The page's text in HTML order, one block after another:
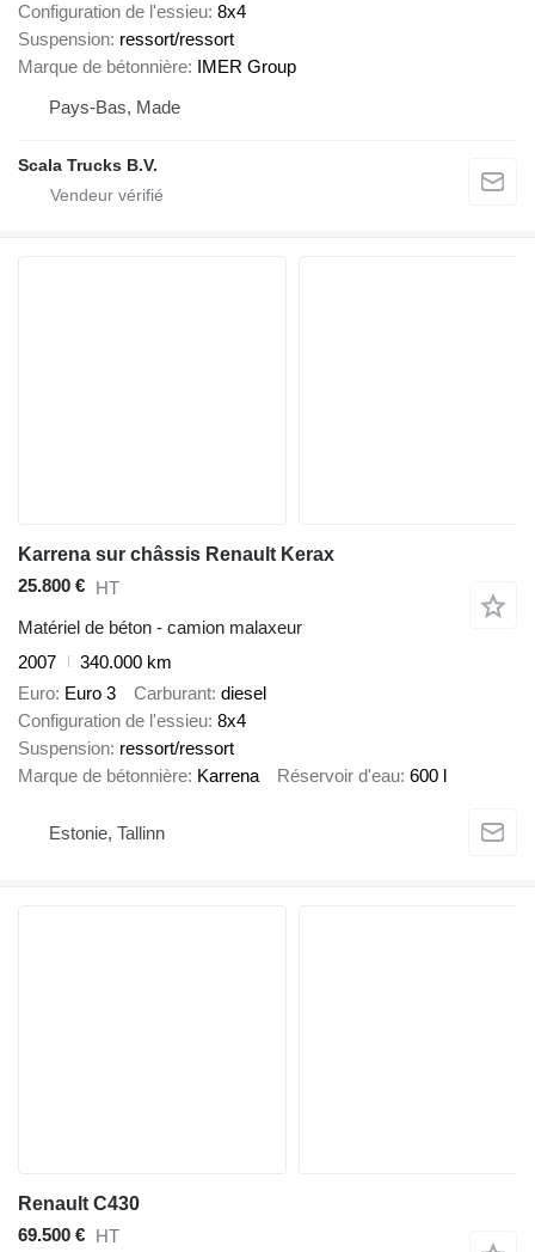
Configuration de l'essieu 8x4
Suspension ressort/ressort
Marque de bétonnière IMER Group
Pays-Bas, Made
Scala Trucks B.V.
Karrena sur châssis Renault Kerax
25.800 € HT
Matériel de béton - camion malaxeur
2007
340.000 km
Euro Euro 3 Carburant diesel
Configuration de l'essieu 8x4
Suspension ressort/ressort
Marque de bétonnière Karrena Réservoir d'eau 600 l
Estonie, Tallinn
Renault C430
69.500 € HT